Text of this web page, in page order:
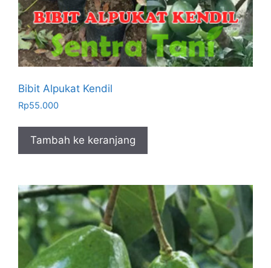
Bibit Alpukat Kendil
Rp55.000
Tambah ke keranjang